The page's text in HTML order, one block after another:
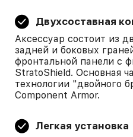
Двухсоставная
Аксессуар состоит из
задней и боковых
фронтальной панели с
StratoShield. Основная
технологии "двойного
Component Armor.
Легкая установка